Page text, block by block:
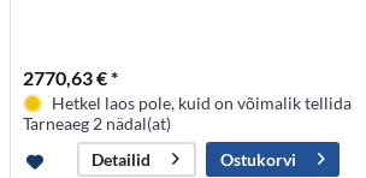
2770,63 € *
Hetkel laos pole, kuid on võimalik tellida
Tarneaeg 2 nädal(at)
Detailid
Ostukorvi